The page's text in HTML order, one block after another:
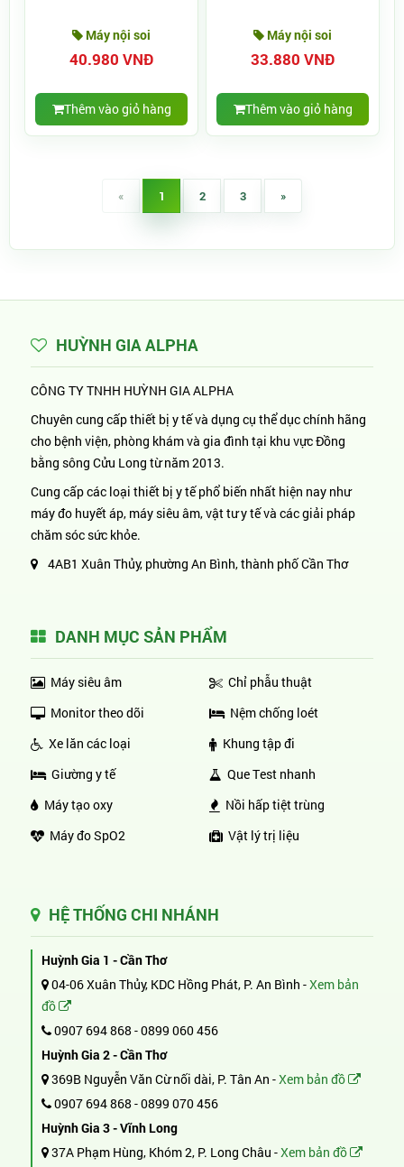
Máy nội soi
40.980 VNĐ
Thêm vào giỏ hàng
Máy nội soi
33.880 VNĐ
Thêm vào giỏ hàng
« 1 2 3 »
HUỲNH GIA ALPHA
CÔNG TY TNHH HUỲNH GIA ALPHA
Chuyên cung cấp thiết bị y tế và dụng cụ thể dục chính hãng
cho bệnh viện, phòng khám và gia đình tại khu vực Đồng
bằng sông Cửu Long từ năm 2013.
Cung cấp các loại thiết bị y tế phổ biến nhất hiện nay như
máy đo huyết áp, máy siêu âm, vật tư y tế và các giải pháp
chăm sóc sức khỏe.
4AB1 Xuân Thủy, phường An Bình, thành phố Cần Thơ
DANH MỤC SẢN PHẨM
Máy siêu âm
Monitor theo dõi
Xe lăn các loại
Giường y tế
Máy tạo oxy
Máy đo SpO2
Chỉ phẫu thuật
Nệm chống loét
Khung tập đi
Que Test nhanh
Nồi hấp tiệt trùng
Vật lý trị liệu
HỆ THỐNG CHI NHÁNH
Huỳnh Gia 1 - Cần Thơ
04-06 Xuân Thủy, KDC Hồng Phát, P. An Bình -Xem bản
đồ
0907 694 868 -0899 060 456
Huỳnh Gia 2 - Cần Thơ
369B Nguyễn Văn Cừ nối dài, P. Tân An -Xem bản đồ
0907 694 868 -0899 070 456
Huỳnh Gia 3 - Vĩnh Long
37A Phạm Hùng, Khóm 2, P. Long Châu -Xem bản đồ